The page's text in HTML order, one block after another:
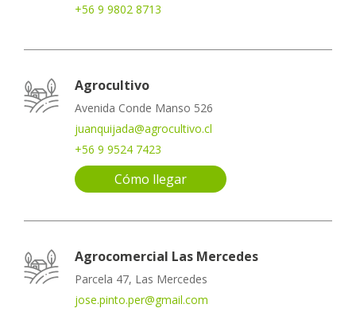
+56 9 9802 8713
Agrocultivo
Avenida Conde Manso 526
juanquijada@agrocultivo.cl
+56 9 9524 7423
Cómo llegar
Agrocomercial Las Mercedes
Parcela 47, Las Mercedes
jose.pinto.per@gmail.com